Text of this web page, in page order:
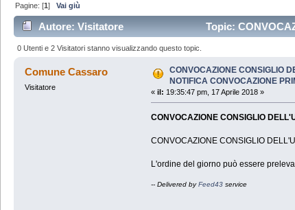
Pagine: [1]Vai giù
Autore: Visitatore
Topic:
COMMISSIONE CON... (Letto 64272 volte)
0 Utenti e 2 Visitatori stanno visualizzando questo topic.
Comune Cassaro
Visitatore
CONVOCAZIONE CONSIGLIO
NOTIFICA CONVOCAZIONE
« il: 19:35:47 pm, 17 Aprile 2018 »
CONVOCAZIONE CONSIGLIO
CONVOCAZIONE CONSIGLIO
L'ordine del giorno può essere
-- Delivered byFeed43service